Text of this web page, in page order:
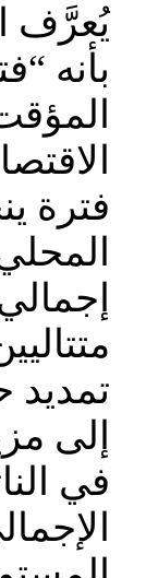
يُعرَّف
بأنه
فترة
إلى
في